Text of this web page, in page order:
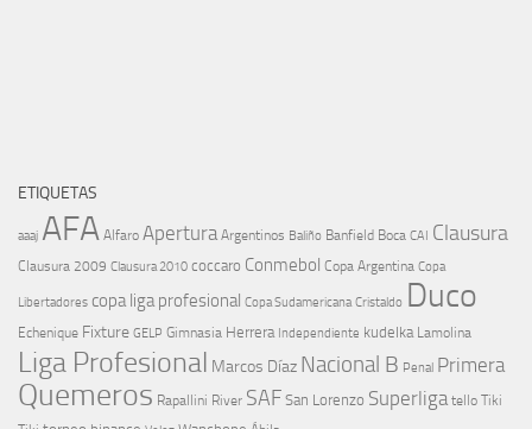
ETIQUETAS
aaaj AFA Alfaro Apertura Argentinos Baliño Banfield Boca CAI Clausura
Clausura 2009 Clausura 2010 coccaro Conmebol Copa Argentina Copa
Libertadores copa liga profesional Copa Sudamericana Cristaldo Duco
Echenique Fixture GELP Gimnasia Herrera Independiente kudelka Lamolina
Liga Profesional Marcos Díaz Nacional B Penal Primera
Quemeros Rapallini River SAF San Lorenzo Superliga tello Tiki